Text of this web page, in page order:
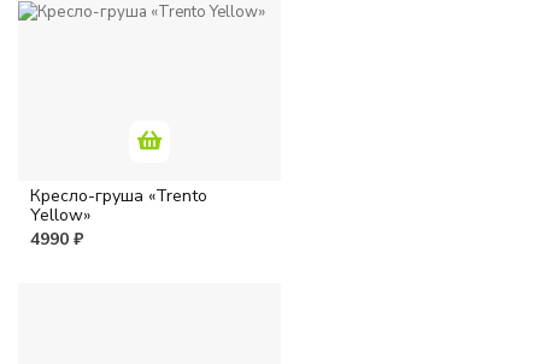
Кресло-груша «Trento
Yellow»
4990 ₽